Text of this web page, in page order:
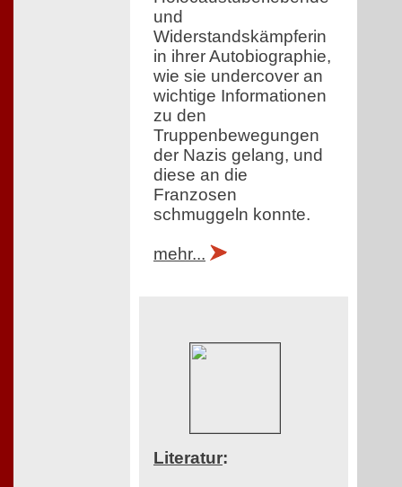
und
Widerstandskämpferin
in ihrer Autobiographie,
wie sie undercover an
wichtige Informationen
zu den
Truppenbewegungen
der Nazis gelang, und
diese an die
Franzosen
schmuggeln konnte.
mehr...
Literatur: